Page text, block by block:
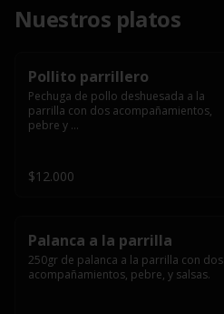
Nuestros platos
Pollito parrillero
Pechuga de pollo deshuesada a la
parrilla con dos acompañamientos,
pebre y
$12.000
Palanca a la parrilla
250gr de palanca a la parrilla con dos
acompañamientos, pebre, y salsas.